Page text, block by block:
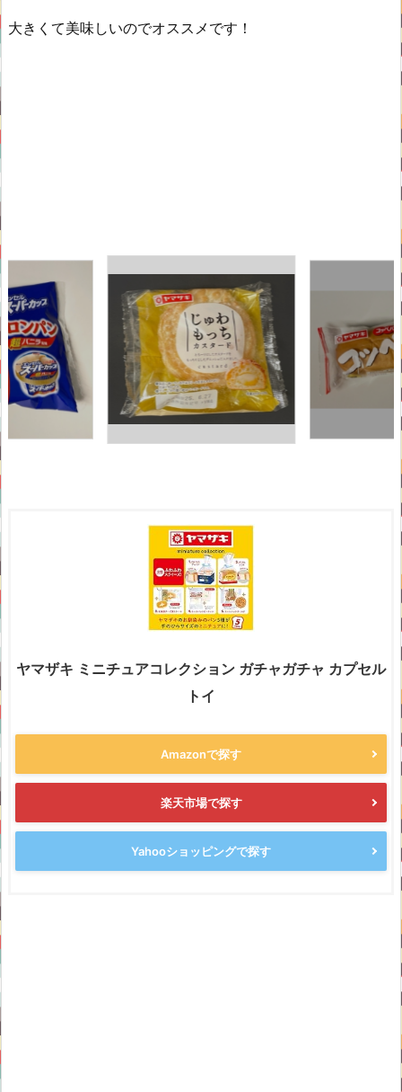
大きくて美味しいのでオススメです！
ヤマザキ ミニチュアコレクション ガチャガチャ カプセル
トイ
Amazonで探す
楽天市場で探す
Yahooショッピングで探す